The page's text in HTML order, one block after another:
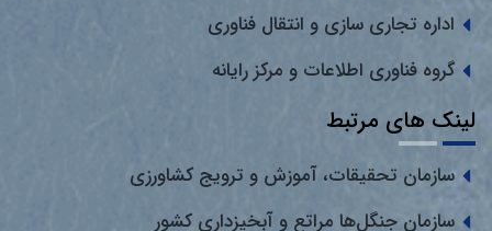
اداره تجاری سازی و انتقال فناوری
گروه فناوری اطلاعات و مرکز رایانه
لینک های مرتبط
سازمان تحقیقات، آموزش و ترویج کشاورزی
سازمان جنگل‌ها مراتع و آبخیزداری کشور